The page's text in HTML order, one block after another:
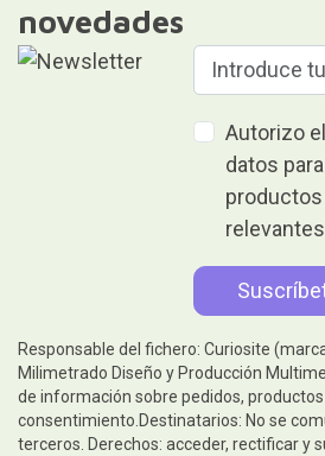
novedades
Autorizo
datos
relevantes
Responsable del fichero: Curiosite
Milimetrado Diseño y Producción
de información sobre pedidos,
consentimiento.Destinatarios: No se
terceros. Derechos: acceder, rectificar y